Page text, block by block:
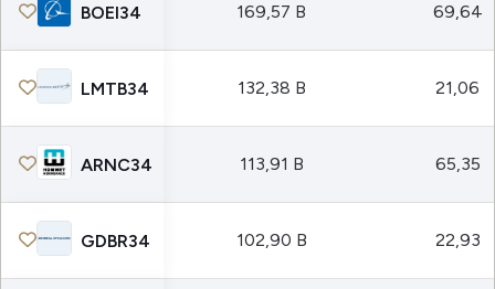
BOEI34 169,57 B 69,64
LMTB34 132,38 B 21,06
ARNC34 113,91 B 65,35
GDBR34 102,90 B 22,93